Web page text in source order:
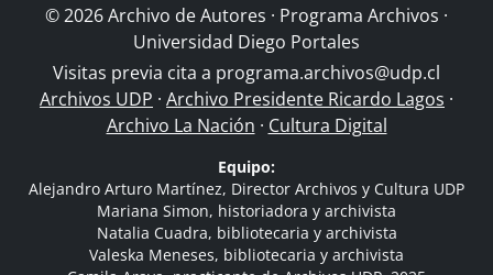
© 2026 Archivo de Autores · Programa Archivos ·
Universidad Diego Portales
Visitas previa cita a programa.archivos@udp.cl
Archivos UDP · Archivo Presidente Ricardo Lagos ·
Archivo La Nación · Cultura Digital
Equipo:
Alejandro Arturo Martínez, Director Archivos y Cultura UDP
Mariana Simon, historiadora y archivista
Natalia Cuadra, bibliotecaria y archivista
Valeska Meneses, bibliotecaria y archivista